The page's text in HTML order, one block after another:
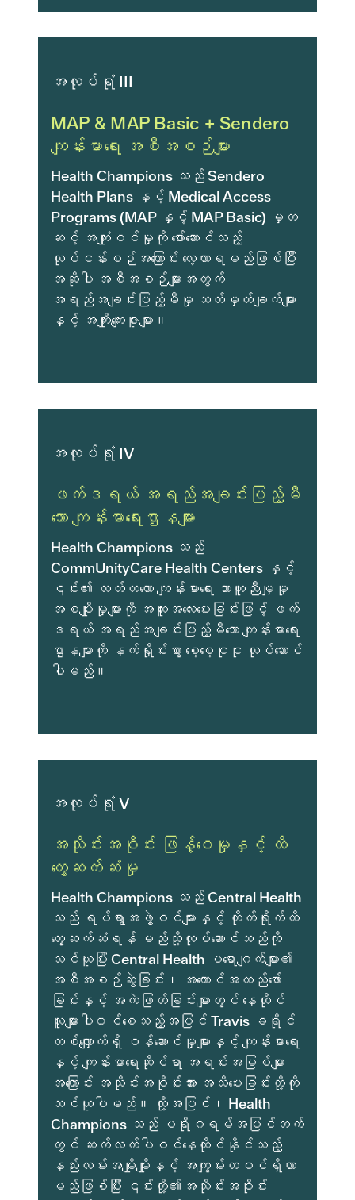
အလုပ်ရုံ III
MAP & MAP Basic + Sendero
ကျန်းမာရေး အစီအစဉ်များ
Health Champions သည် Sendero
Health Plans နှင့် Medical Access
Programs (MAP နှင့် MAP Basic) မှတ
ဆင့် အကျုံးဝင်မှုကို ဖော်ဆောင်သည့်
လုပ်ငန်းစဉ်အကြောင်း လေ့လာရမည်ဖြစ်ပြီး
အဆိုပါ အစီအစဉ်များအတွက်
အရည်အချင်းပြည့်မီမှု သတ်မှတ်ချက်များ
နှင့် အကျိုးကျေးဇူးများ။
အလုပ်ရုံ IV
ဖက်ဒရယ် အရည်အချင်းပြည့်မီ
သော ကျန်းမာရေးဌာနများ
Health Champions သည်
CommUnityCare Health Centers နှင့်
၎င်း၏ လတ်တလော ကျန်းမာရေး သာတူညီမျှမှု
အစပျိုးမှုများကို အထူးအလေးပေးခြင်းဖြင့် ဖက်
ဒရယ် အရည်အချင်းပြည့်မီသော ကျန်းမာရေး
ဌာနများကို နက်ရှိုင်းစွာ စေ့စေ့ငုငု လုပ်ဆောင်
ပါမည်။
အလုပ်ရုံ V
အသိုင်းအဝိုင်း ဖြန့်ဝေမှုနှင့် ထိ
တွေ့ဆက်ဆံမှု
Health Champions သည် Central Health
သည် ရပ်ရွာအဖွဲ့ဝင်များနှင့် တိုက်ရိုက်ထိ
တွေ့ဆက်ဆံရန် မည်သို့လုပ်ဆောင်သည်ကို
သင်ယူပြီး Central Health ပရောဂျက်များ၏
အစီအစဉ်ဆွဲခြင်း၊ အကောင်အထည်ဖော်
ခြင်းနှင့် အကဲဖြတ်ခြင်းများတွင် နေထိုင်
သူများပါ၀င်စေသည့်အပြင် Travis ခရိုင်
တစ်လျှောက်ရှိ ဝန်ဆောင်မှုများနှင့် ကျန်းမာရေး
နှင့် ကျန်းမာရေးဆိုင်ရာ အရင်းအမြစ်များ
အကြောင်း အသိုင်းအဝိုင်းအား အသိပေးခြင်းတို့ကို
သင်ယူပါမည်။ ထို့အပြင်၊ Health
Champions သည် ပရိုဂရမ်အပြင်ဘက်
တွင် ဆက်လက်ပါဝင်နေထိုင်နိုင်သည့်
နည်းလမ်းအမျိုးမျိုးနှင့် အကျွမ်းတဝင်ရှိလာ
မည်ဖြစ်ပြီး ၎င်းတို့၏အသိုင်းအဝိုင်း